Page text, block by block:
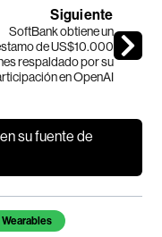
Siguiente
SoftBank obtiene un
de US$10.000
respaldado por su
en OpenAI
en su fuente de
Wearables